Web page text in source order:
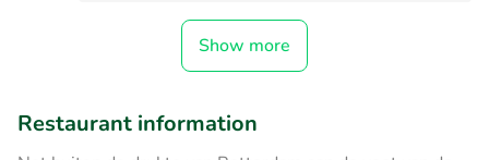
Show more
Restaurant information